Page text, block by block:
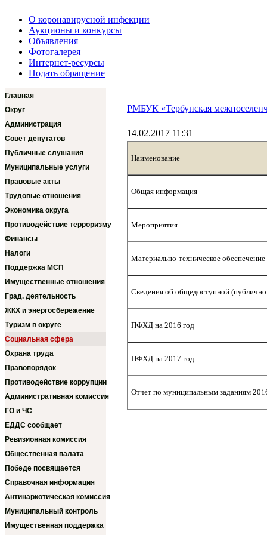
О коронавирусной инфекции
Аукционы и конкурсы
Объявления
Фотогалерея
Интернет-ресурсы
Подать обращение
Главная
Округ
Администрация
Совет депутатов
Публичные слушания
Муниципальные услуги
Правовые акты
Трудовые отношения
Экономика округа
Противодействие терроризму
Финансы
Налоги
Поддержка МСП
Имущественные отношения
Град. деятельность
ЖКХ и энергосбережение
Туризм в округе
Социальная сфера
Охрана труда
Правопорядок
Противодействие коррупции
Административная комиссия
ГО и ЧС
ЕДДС сообщает
Ревизионная комиссия
Общественная палата
Победе посвящается
Справочная информация
Антинаркотическая комиссия
Муниципальный контроль
Имущественная поддержка
РМБУК «Тербунская
14.02.2017 11:31
Наименование
Общая информация
Мероприятия
Материально-техническое обеспечение
Сведения об общедоступной
ПФХД на 2016 год
ПФХД на 2017 год
Отчет по муниципальным заданиям